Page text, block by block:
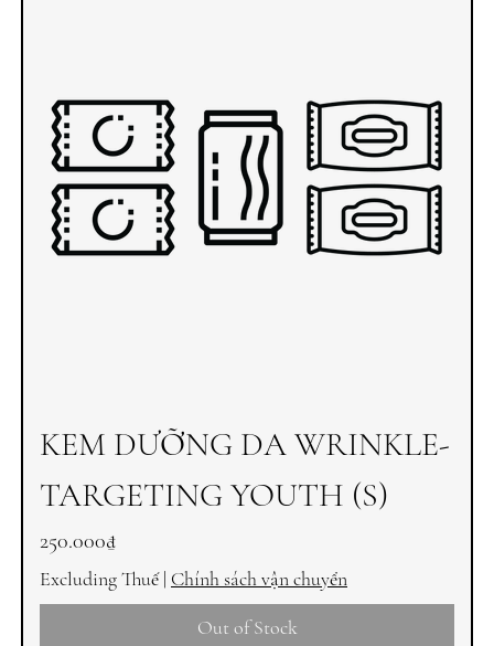
KEM DƯỠNG DA WRINKLE-
TARGETING YOUTH (S)
Price
250.000₫
Excluding Thuế| Chính sách vận chuyển
Out of Stock